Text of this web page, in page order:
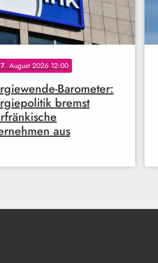
. August 2026 12:00
Barometer:
bremst
aus